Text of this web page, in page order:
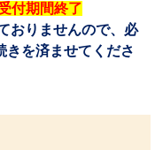
付期間終了
おりませんので、必
きを済ませてくださ